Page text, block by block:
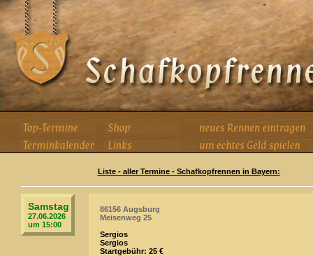
Liste - aller Termine - Schafkopfrennen in Bayern:
Samstag
27.06.2026
um 15:00
86156 Augsburg
Meisenweg 25
Sergios
Sergios
Startgebühr: 25 €